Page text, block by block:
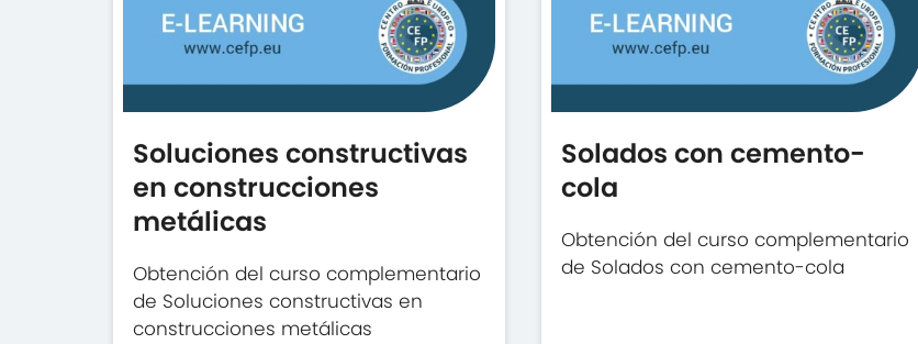
Soluciones constructivas
en construcciones
metálicas
Obtención del curso complementario
de Soluciones constructivas en
construcciones metálicas
Solados con cemento-
cola
Obtención del curso complementario
de Solados con cemento-cola